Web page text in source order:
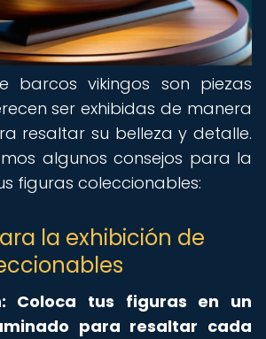
barcos vikingos son piezas
ser exhibidas de manera
resaltar su belleza y detalle.
algunos consejos para la
figuras coleccionables:
la exhibición de
Coloca tus figuras en un
para resaltar cada